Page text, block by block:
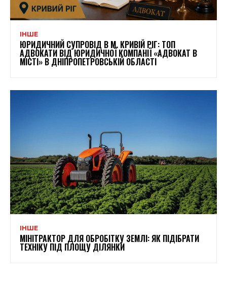
ІНШЕ
ЮРИДИЧНИЙ СУПРОВІД В М. КРИВІЙ РІГ: ТОП
АДВОКАТИ ВІД ЮРИДИЧНОЇ КОМПАНІЇ «АДВОКАТ В
МІСТІ» В ДНІПРОПЕТРОВСЬКІЙ ОБЛАСТІ
ІНШЕ
МІНІТРАКТОР ДЛЯ ОБРОБІТКУ ЗЕМЛІ: ЯК ПІДІБРАТИ
ТЕХНІКУ ПІД ПЛОЩУ ДІЛЯНКИ